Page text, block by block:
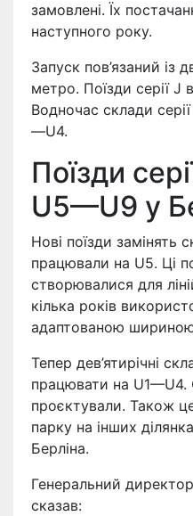
замовлені. Їх
наступного року.
Запуск пов’язаний із
метро. Поїзди серії J
Водночас склади серії
—U4.
Поїзди
U5—U9 у
Нові поїзди замінять
працювали на U5. Ці
створювалися для
кілька років
адаптованою шириною
Тепер дев’ятирічні
працювати на U1—U4.
проєктували. Також
парку на інших
Берліна.
Генеральний
сказав: